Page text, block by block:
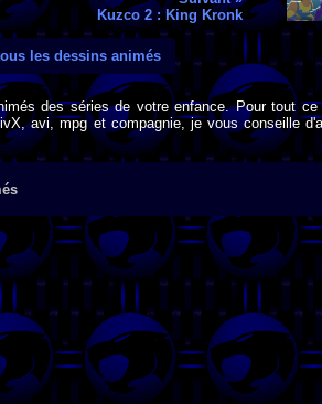
Kuzco 2 : King Kronk
les dessins animés
des séries de votre enfance. Pour tout ce
avi, mpg et compagnie, je vous conseille